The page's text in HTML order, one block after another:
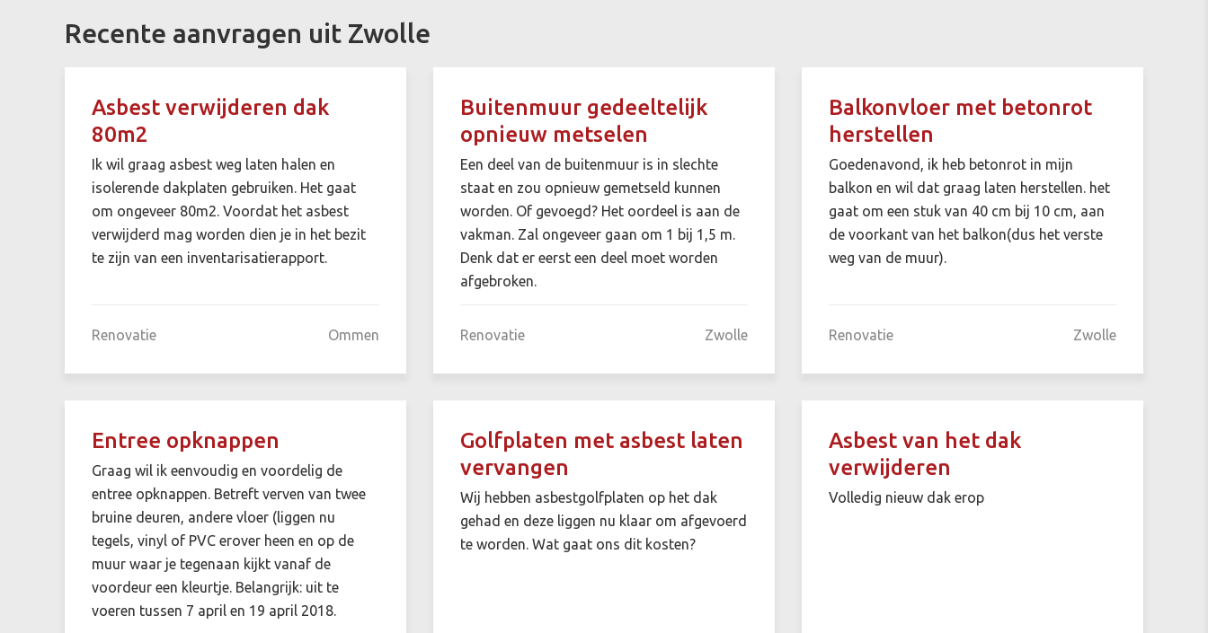
Recente aanvragen uit Zwolle
Asbest verwijderen dak
80m2
Ik wil graag asbest weg laten halen en
isolerende dakplaten gebruiken. Het gaat
om ongeveer 80m2. Voordat het asbest
verwijderd mag worden dien je in het bezit
te zijn van een inventarisatierapport.
Renovatie Ommen
Buitenmuur gedeeltelijk
opnieuw metselen
Een deel van de buitenmuur is in slechte
staat en zou opnieuw gemetseld kunnen
worden. Of gevoegd? Het oordeel is aan de
vakman. Zal ongeveer gaan om 1 bij 1,5 m.
Denk dat er eerst een deel moet worden
afgebroken.
Renovatie Zwolle
Balkonvloer met betonrot
herstellen
Goedenavond, ik heb betonrot in mijn
balkon en wil dat graag laten herstellen. het
gaat om een stuk van 40 cm bij 10 cm, aan
de voorkant van het balkon(dus het verste
weg van de muur).
Renovatie Zwolle
Entree opknappen
Graag wil ik eenvoudig en voordelig de
entree opknappen. Betreft verven van twee
bruine deuren, andere vloer (liggen nu
tegels, vinyl of PVC erover heen en op de
muur waar je tegenaan kijkt vanaf de
voordeur een kleurtje. Belangrijk: uit te
voeren tussen 7 april en 19 april 2018.
Golfplaten met asbest laten
vervangen
Wij hebben asbestgolfplaten op het dak
gehad en deze liggen nu klaar om afgevoerd
te worden. Wat gaat ons dit kosten?
Asbest van het dak
verwijderen
Volledig nieuw dak erop